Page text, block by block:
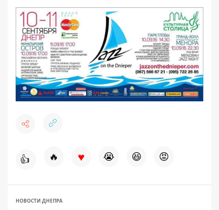
👍 🔥 ♥ 😭 😆 😡
НОВОСТИ ДНЕПРА